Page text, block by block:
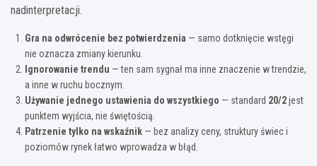
nadinterpretacji.
Gra na odwrócenie bez potwierdzenia — samo dotknięcie wstęgi
nie oznacza zmiany kierunku.
Ignorowanie trendu — ten sam sygnał ma inne znaczenie w trendzie,
a inne w ruchu bocznym.
Używanie jednego ustawienia do wszystkiego — standard 20/2jest
punktem wyjścia, nie świętością.
Patrzenie tylko na wskaźnik — bez analizy ceny, struktury świec i
poziomów rynek łatwo wprowadza w błąd.